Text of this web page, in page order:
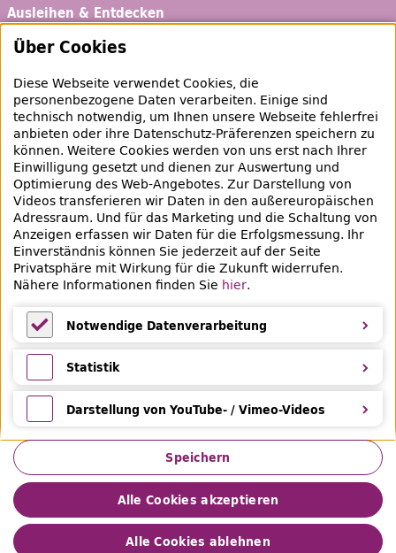
Ausleihen & Entdecken
Schaufenster
Bibliotheksausweis
Highlights
Veranstaltungen & Lernangebote
Veranstaltungsübersicht
Lern- und Beratungsangebote
Eltern & Kinder
Ferien
Medientipps und Angebote
Impressum Datenschutz
Leichte Sprache
Gebärdensprache
Privatsphäre
Barrierefreiheit
Über Cookies
Diese Webseite verwendet Cookies, die
personenbezogene Daten verarbeiten. Einige sind
technisch notwendig, um Ihnen unsere Webseite fehlerfrei
anbieten oder ihre Datenschutz-Präferenzen speichern zu
können. Weitere Cookies werden von uns erst nach Ihrer
Einwilligung gesetzt und dienen zur Auswertung und
Optimierung desWeb-Angebotes. Zur Darstellung von
Videos transferieren wir Daten in den außereuropäischen
Adressraum. Und für das Marketing und die Schaltung von
Anzeigen erfassen wir Daten für die Erfolgsmessung. Ihr
Einverständnis können Sie jederzeit auf der Seite
Privatsphäre mit Wirkung für die Zukunft widerrufen.
Nähere Informationen finden Sie hier.
Notwendige Datenverarbeitung
Notwendige Datenverarbeitung
Statistik
StatistikDarstellung von YouTube- / Vimeo-Videos
Darstellung von YouTube- / Vimeo-Videos
Speichern
Alle Cookies akzeptieren
Alle Cookies ablehnen